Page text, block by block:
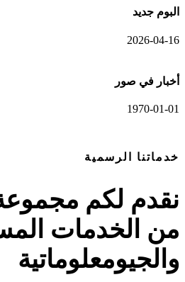
البوم جديد
2026-04-16
أخبار في صور
1970-01-01
خدماتنا الرسمية
نقدم لكم
من الخدمات
والجيومعلوماتية